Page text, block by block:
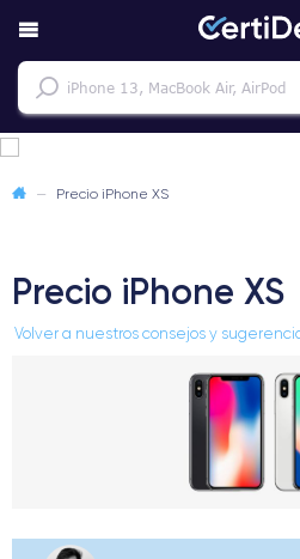
— Precio iPhone XS
Precio iPhone XS
Volver a nuestros consejos y